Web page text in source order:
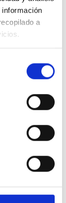
a
en
equivalente)